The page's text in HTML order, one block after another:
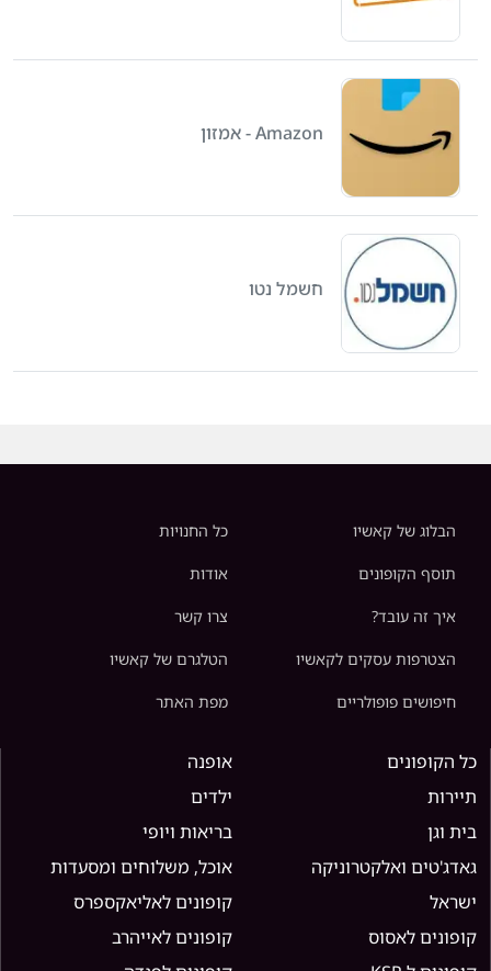
Amazon - אמזון
חשמל נטו
הבלוג של קאשיו כל החנויות
תוסף הקופונים אודות
איך זה עובד? צרו קשר
הצטרפות עסקים לקאשיו הטלגרם של קאשיו
חיפושים פופולריים מפת האתר
כל הקופונים
אופנה
תיירות
ילדים
בית וגן
בריאות ויופי
גאדג'טים ואלקטרוניקה
אוכל, משלוחים ומסעדות
ישראל
קופונים לאליאקספרס
קופונים לאסוס
קופונים לאייהרב